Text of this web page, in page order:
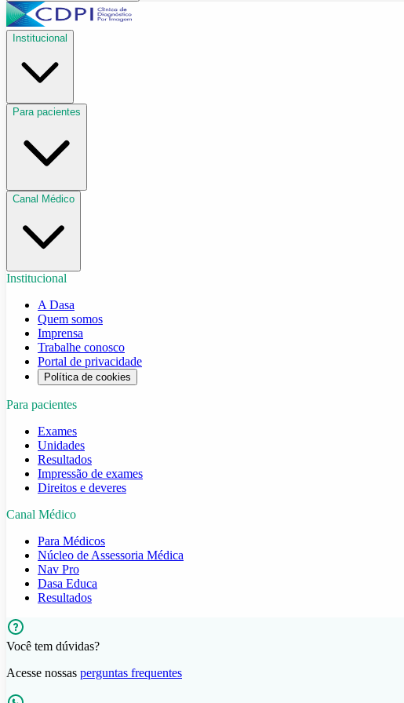
Institucional
Para pacientes
Canal Médico
Institucional
A Dasa
Quem somos
Imprensa
Trabalhe conosco
Portal de privacidade
Política de cookies
Para pacientes
Exames
Unidades
Resultados
Impressão de exames
Direitos e deveres
Canal Médico
Para Médicos
Núcleo de Assessoria Médica
Nav Pro
Dasa Educa
Resultados
Você tem dúvidas?
Acesse nossas perguntas frequentes